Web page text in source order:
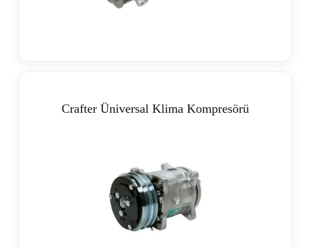
Crafter Üniversal Klima Kompresörü